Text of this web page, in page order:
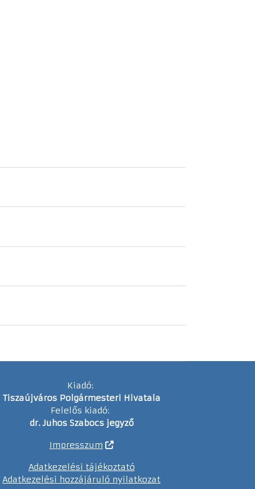
Kiadó:
Tiszaújváros Polgármesteri Hivatala
Felelős kiadó:
dr. Juhos Szabocs jegyző
Impresszum
Adatkezelési tájékoztató
Adatkezelési hozzájáruló nyilatkozat